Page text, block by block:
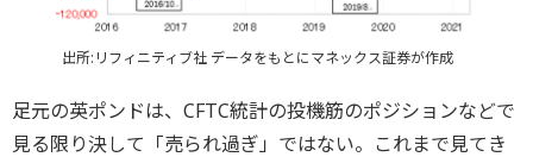
出所:リフィニティブ社 データをもとにマネックス証券が作成
足元の英ポンドは、CFTC統計の投機筋のポジションなどで
見る限り決して「売られ過ぎ」ではない。これまで見てき